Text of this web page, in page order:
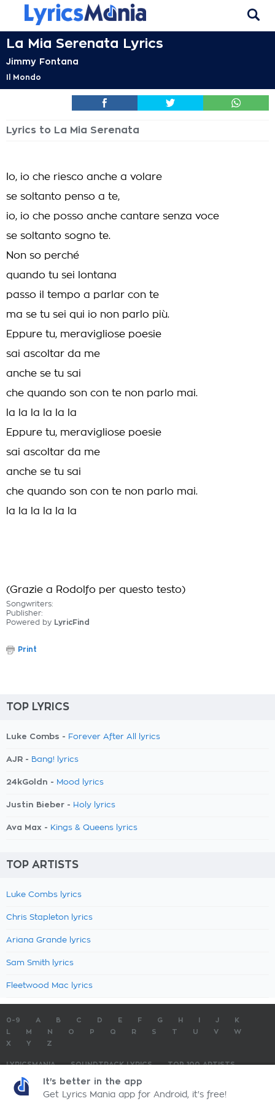
La Mia Serenata Lyrics
Jimmy Fontana
Il Mondo
Lyrics to La Mia Serenata
Io, io che riesco anche a volare
se soltanto penso a te,
io, io che posso anche cantare senza voce
se soltanto sogno te.
Non so perché
quando tu sei lontana
passo il tempo a parlar con te
ma se tu sei qui io non parlo più.
Eppure tu, meravigliose poesie
sai ascoltar da me
anche se tu sai
che quando son con te non parlo mai.
la la la la la la
Eppure tu, meravigliose poesie
sai ascoltar da me
anche se tu sai
che quando son con te non parlo mai.
la la la la la la
(Grazie a Rodolfo per questo testo)
Songwriters:
Publisher:
Powered by LyricFind
Print
TOP LYRICS
Luke Combs - Forever After All lyrics
AJR - Bang! lyrics
24kGoldn - Mood lyrics
Justin Bieber - Holy lyrics
Ava Max - Kings & Queens lyrics
TOP ARTISTS
Luke Combs lyrics
Chris Stapleton lyrics
Ariana Grande lyrics
Sam Smith lyrics
Fleetwood Mac lyrics
0-9 A B C D E F G H J
K
M N O P Q R S T U V
W
X
Y Z
LYRICSMANIA SOUNDTRACK LYRICS
TOP 100 ARTISTS
TOP 100 LYRICS
LyricsMania.com - Copyright © 2026 - All Rights ReservedPrivacy Policy
It's better in the app
Get Lyrics Mania app for Android, it's free!